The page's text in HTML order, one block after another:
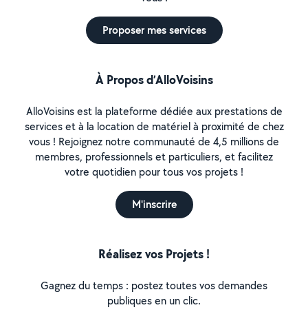
Proposer mes services
À Propos d’AlloVoisins
AlloVoisins est la plateforme dédiée aux prestations de
services et à la location de matériel à proximité de chez
vous ! Rejoignez notre communauté de 4,5 millions de
membres, professionnels et particuliers, et facilitez
votre quotidien pour tous vos projets !
M'inscrire
Réalisez vos Projets !
Gagnez du temps : postez toutes vos demandes
publiques en un clic.